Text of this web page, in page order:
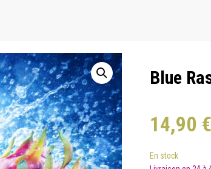
Blue
14,90 €
En stock